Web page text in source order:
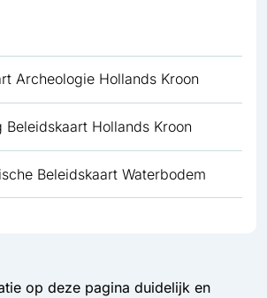
Archeologie Hollands Kroon
Beleidskaart Hollands Kroon
Beleidskaart Waterbodem
op deze pagina duidelijk en